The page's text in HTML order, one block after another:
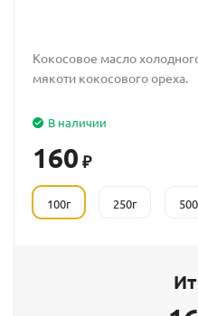
Кокосовое масло
мякоти кокосового ореха.
В наличии
160 ₽
100г 250г